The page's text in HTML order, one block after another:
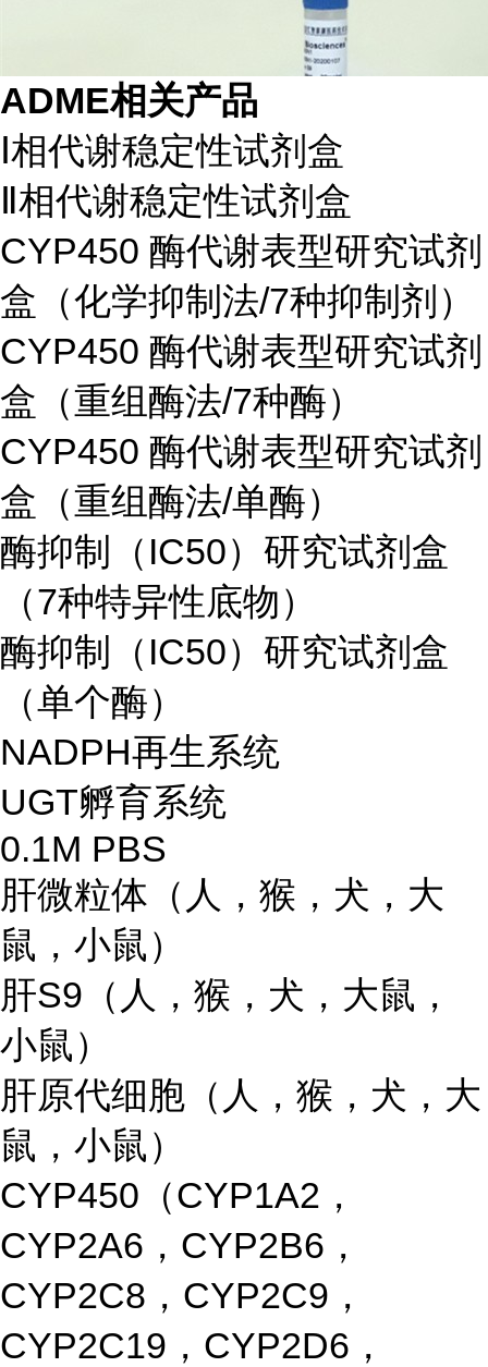
ADME相关产品
Ⅰ相代谢稳定性试剂盒
Ⅱ相代谢稳定性试剂盒
CYP450 酶代谢表型研究试剂
盒（化学抑制法/7种抑制剂）
CYP450 酶代谢表型研究试剂
盒（重组酶法/7种酶）
CYP450 酶代谢表型研究试剂
盒（重组酶法/单酶）
酶抑制（IC50）研究试剂盒
（7种特异性底物）
酶抑制（IC50）研究试剂盒
（单个酶）
NADPH再生系统
UGT孵育系统
0.1M PBS
肝微粒体（人，猴，犬，大
鼠，小鼠）
肝S9（人，猴，犬，大鼠，
小鼠）
肝原代细胞（人，猴，犬，大
鼠，小鼠）
CYP450（CYP1A2，
CYP2A6，CYP2B6，
CYP2C8，CYP2C9，
CYP2C19，CYP2D6，